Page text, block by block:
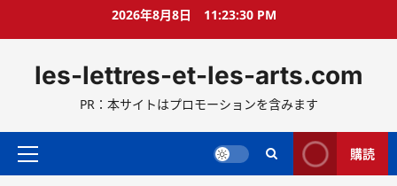
ス
ッ
2026年8月8日 11:23:32 PM
les-lettres-et-les-arts.com
PR：本サイトはプロモーションを含みます
メ
購読